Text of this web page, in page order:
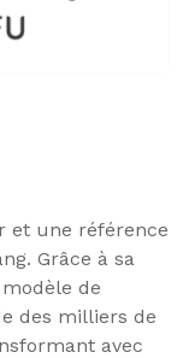
et une référence
Grâce à sa
de
des milliers de
avec